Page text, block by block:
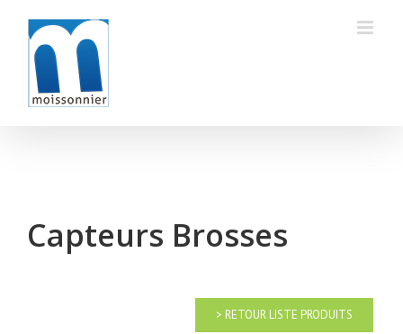
content
Capteurs Brosses
> RETOUR LISTE PRODUITS